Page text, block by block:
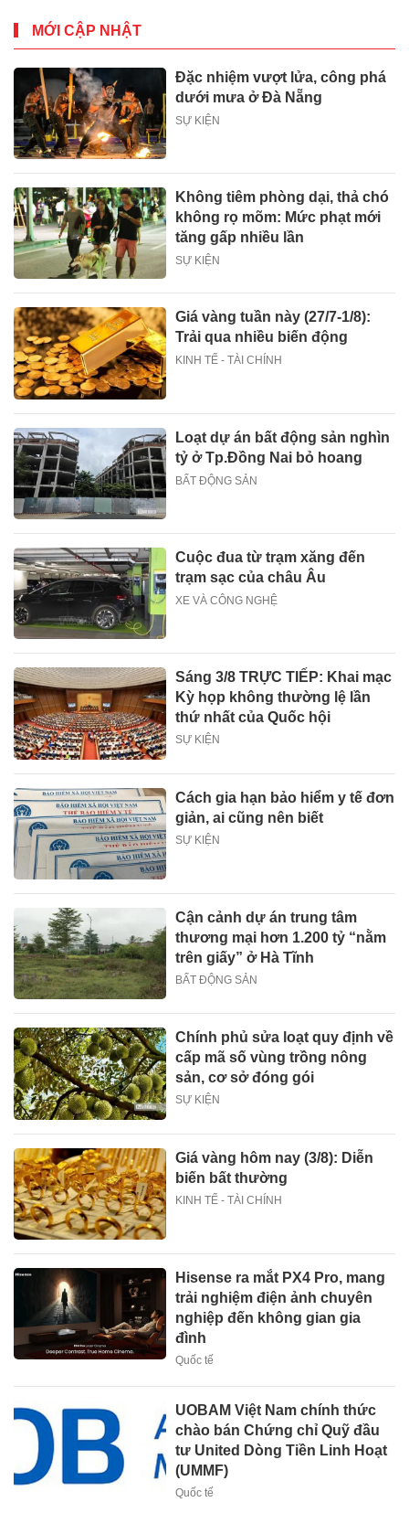
MỚI CẬP NHẬT
Đặc nhiệm vượt lửa, công phá
dưới mưa ở Đà Nẵng
SỰ KIỆN
Không tiêm phòng dại, thả chó
không rọ mõm: Mức phạt mới
tăng gấp nhiều lần
SỰ KIỆN
Giá vàng tuần này (27/7-1/8):
Trải qua nhiều biến động
KINH TẾ - TÀI CHÍNH
Loạt dự án bất động sản nghìn
tỷ ở Tp.Đồng Nai bỏ hoang
BẤT ĐỘNG SẢN
Cuộc đua từ trạm xăng đến
trạm sạc của châu Âu
XE VÀ CÔNG NGHỆ
Sáng 3/8 TRỰC TIẾP: Khai mạc
Kỳ họp không thường lệ lần
thứ nhất của Quốc hội
SỰ KIỆN
Cách gia hạn bảo hiểm y tế đơn
giản, ai cũng nên biết
SỰ KIỆN
Cận cảnh dự án trung tâm
thương mại hơn 1.200 tỷ “nằm
trên giấy” ở Hà Tĩnh
BẤT ĐỘNG SẢN
Chính phủ sửa loạt quy định về
cấp mã số vùng trồng nông
sản, cơ sở đóng gói
SỰ KIỆN
Giá vàng hôm nay (3/8): Diễn
biến bất thường
KINH TẾ - TÀI CHÍNH
Hisense ra mắt PX4 Pro, mang
trải nghiệm điện ảnh chuyên
nghiệp đến không gian gia
đình
Quốc tế
UOBAM Việt Nam chính thức
chào bán Chứng chỉ Quỹ đầu
tư United Dòng Tiền Linh Hoạt
(UMMF)
Quốc tế